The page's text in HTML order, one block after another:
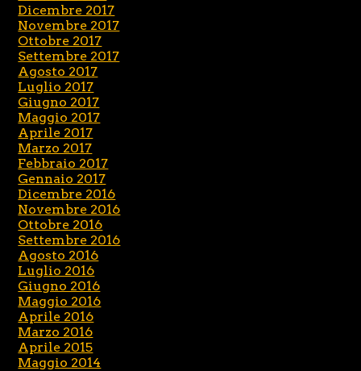
Dicembre 2017
Novembre 2017
Ottobre 2017
Settembre 2017
Agosto 2017
Luglio 2017
Giugno 2017
Maggio 2017
Aprile 2017
Marzo 2017
Febbraio 2017
Gennaio 2017
Dicembre 2016
Novembre 2016
Ottobre 2016
Settembre 2016
Agosto 2016
Luglio 2016
Giugno 2016
Maggio 2016
Aprile 2016
Marzo 2016
Aprile 2015
Maggio 2014